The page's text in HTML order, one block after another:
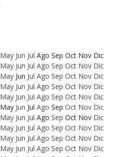
May Jun Jul Ago Sep Oct Nov Dic
May Jun Jul Ago Sep Oct Nov Dic
May Jun Jul Ago Sep Oct Nov Dic
May Jun Jul Ago Sep Oct Nov Dic
May Jun Jul Ago Sep Oct Nov Dic
May Jun Jul Ago Sep Oct Nov Dic
May Jun Jul Ago Sep Oct Nov Dic
May Jun Jul Ago Sep Oct Nov Dic
May Jun Jul Ago Sep Oct Nov Dic
May Jun Jul Ago Sep Oct Nov Dic